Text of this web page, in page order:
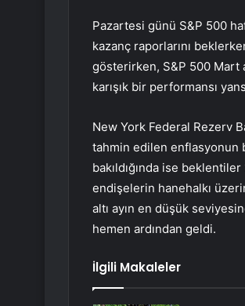
Pazartesi günü S&P 500
kazanç raporlarını
gösterirken, S&P 500 Mart
karışık bir performansı
New York Federal Rezerv
tahmin edilen enflasyonun
bakıldığında ise
endişelerin hanehalkı
altı ayın en düşük
hemen ardından geldi.
İlgili Makaleler